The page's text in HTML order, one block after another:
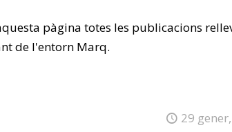
pàgina totes les publicacions
de l'entorn Marq.
29